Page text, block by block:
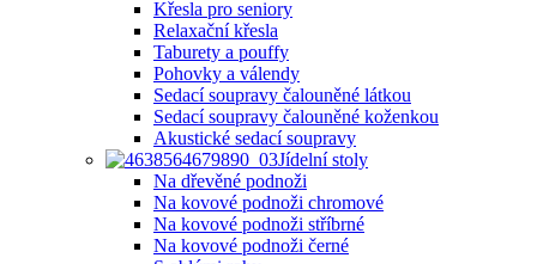
Křesla pro seniory
Relaxační křesla
Taburety a pouffy
Pohovky a válendy
Sedací soupravy čalouněné látkou
Sedací soupravy čalouněné koženkou
Akustické sedací soupravy
Jídelní stoly
Na dřevěné podnoži
Na kovové podnoži chromové
Na kovové podnoži stříbrné
Na kovové podnoži černé